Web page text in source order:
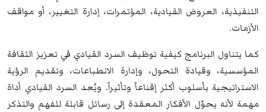
التنفيذية، العروض القيادية، المؤتمرات، إدارة التغيير، أو مواقف
الأزمات.
كما يتناول البرنامج كيفية توظيف السرد القيادي في تعزيز الثقافة
المؤسسية، وقيادة التحول، وإدارة الانطباعات، وتقديم الرؤية
الاستراتيجية بأسلوب أكثر إقناعاً وتأثيراً. ويُعد السرد القيادي أداة
مهمة لأنه يحوّل الأفكار المعقدة إلى رسائل قابلة للفهم والتذكر